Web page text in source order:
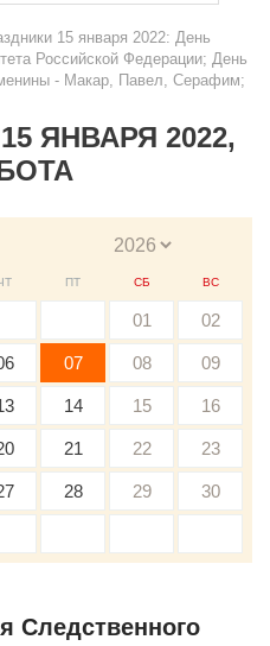
15 января 2022: День
Российской Федерации; День
- Макар, Павел, Серафим;
ЯНВАРЯ 2022,
ПТ СБ ВС
01 02
07 08 09
14 15 16
21 22 23
28 29 30
Следственного